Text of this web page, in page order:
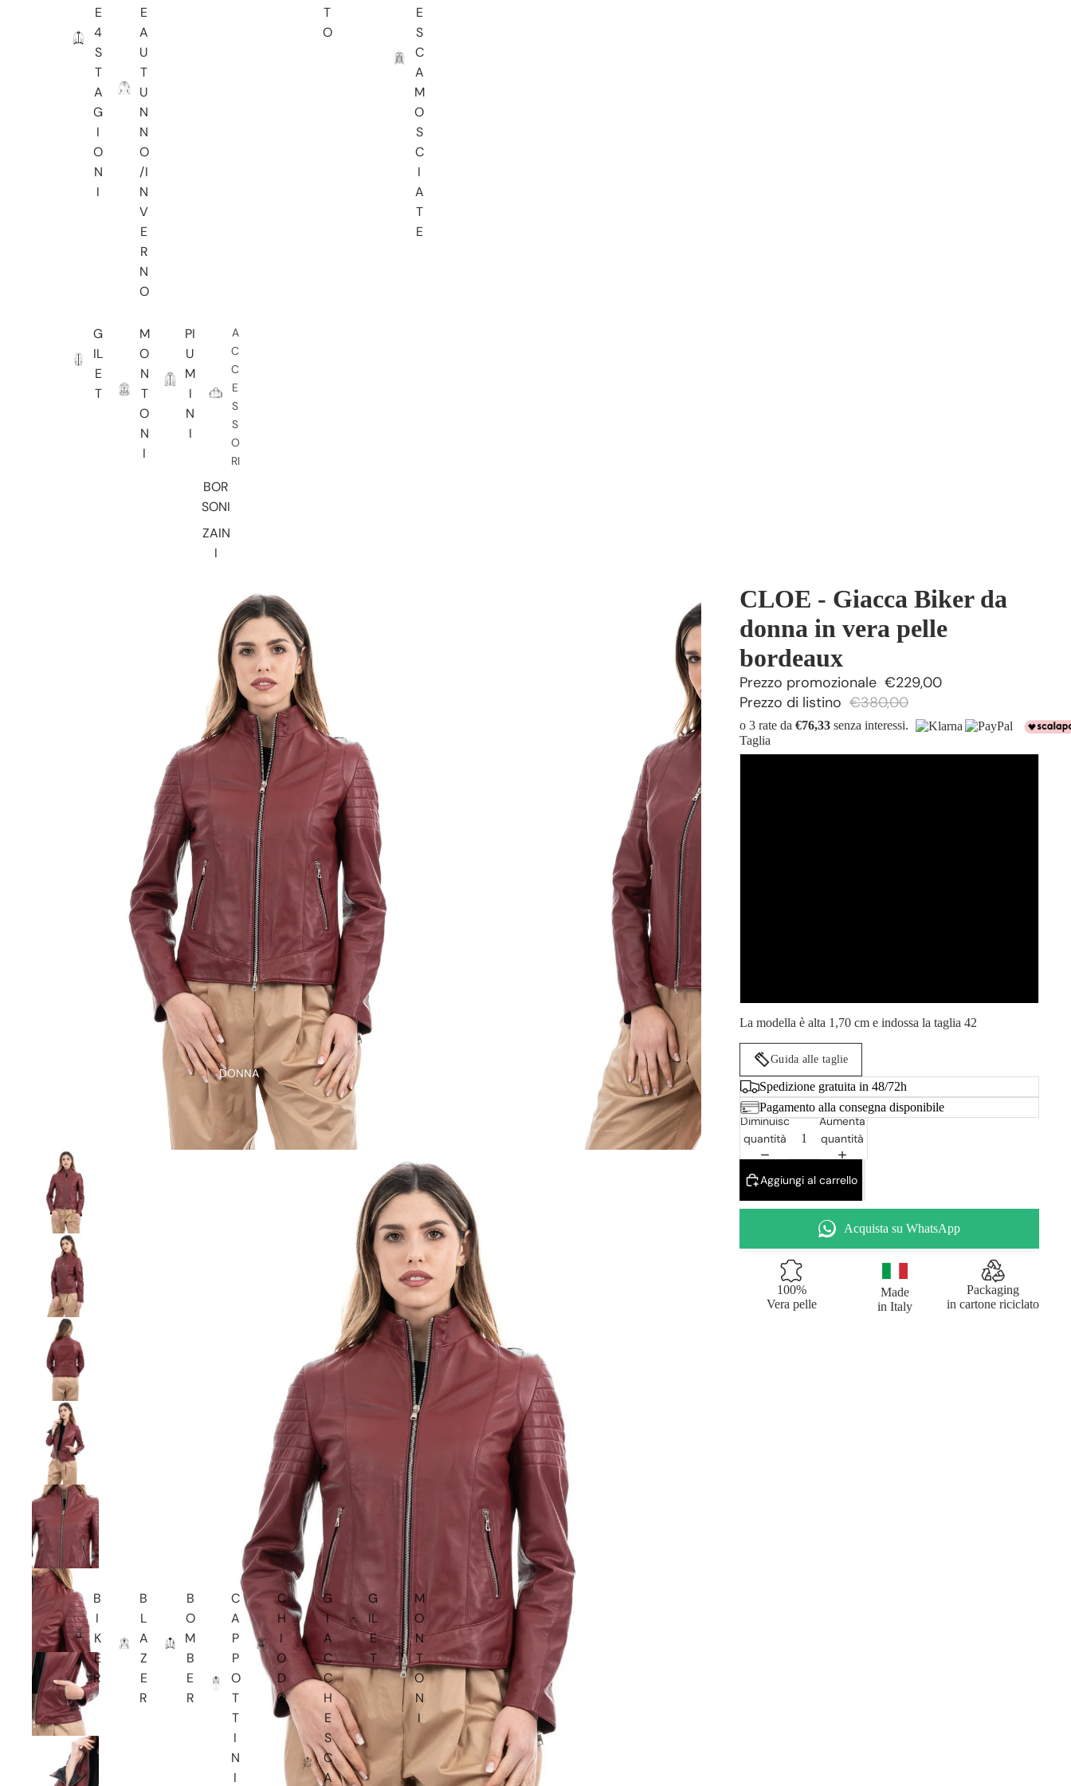
E
4
S
T
A
G
I
O
N
I
E
A
U
T
U
N
N
O
/I
N
V
E
R
N
O
T
O
E
S
C
A
M
O
S
C
I
A
T
E
G
IL
E
T
M
O
N
T
O
N
I
PI
U
M
I
N
I
A
C
C
E
S
S
O
RI
BOR
SONI
ZAIN
I
DONNA
B
I
K
E
R
B
L
A
Z
E
R
B
O
M
B
E
R
C
A
P
P
O
T
T
I
N
I
C
H
I
O
D
O
G
I
A
C
C
H
E
S
C
A
G
IL
E
T
M
O
N
T
O
N
I
CLOE - Giacca Biker da
donna in vera pelle
bordeaux
Prezzo promozionale €229,00
Prezzo di listino €380,00
o 3 rate da €76,33 senza interessi.
Taglia
La modella è alta 1,70 cm e indossa la taglia 42
Guida alle taglie
Spedizione gratuita in 48/72h
Pagamento alla consegna disponibile
Diminuisci
quantità
Aumenta
quantità
Aggiungi al carrello
Acquista su WhatsApp
100%
Vera pelle
Made
in Italy
Packaging
in cartone riciclato